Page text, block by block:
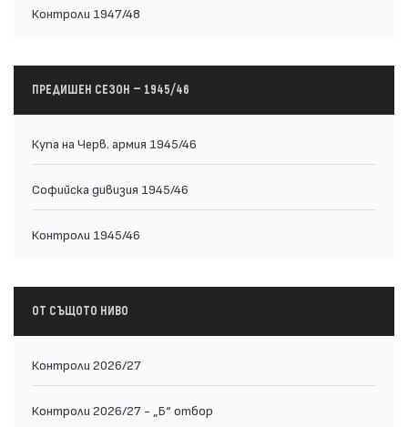
Контроли 1947/48
ПРЕДИШЕН СЕЗОН — 1945/46
Купа на Черв. армия 1945/46
Софийска дивизия 1945/46
Контроли 1945/46
ОТ СЪЩОТО НИВО
Контроли 2026/27
Контроли 2026/27 - „Б“ отбор